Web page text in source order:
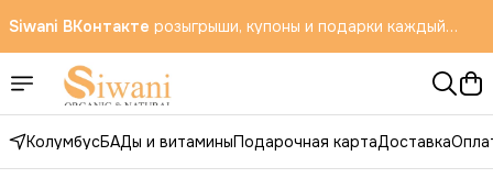
Siwani ВКонтакте розыгрыши, купоны и подарки каждый
Бесплатная доставка по всей России в ПВЗ OZON
КолумбусБАДы и витаминыПодарочная картаДоставка